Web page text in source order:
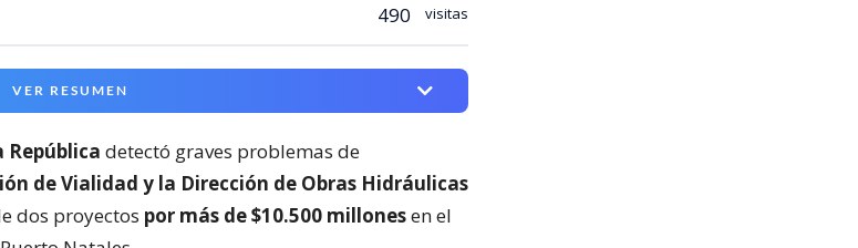
490 visitas
VER RESUMEN
República detectó graves problemas de
de Vialidad y la Dirección de Obras Hidráulicas
dos proyectos por más de $10.500 millonesen el